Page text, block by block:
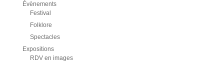
Évènements
Festival
Folklore
Spectacles
Expositions
RDV en images